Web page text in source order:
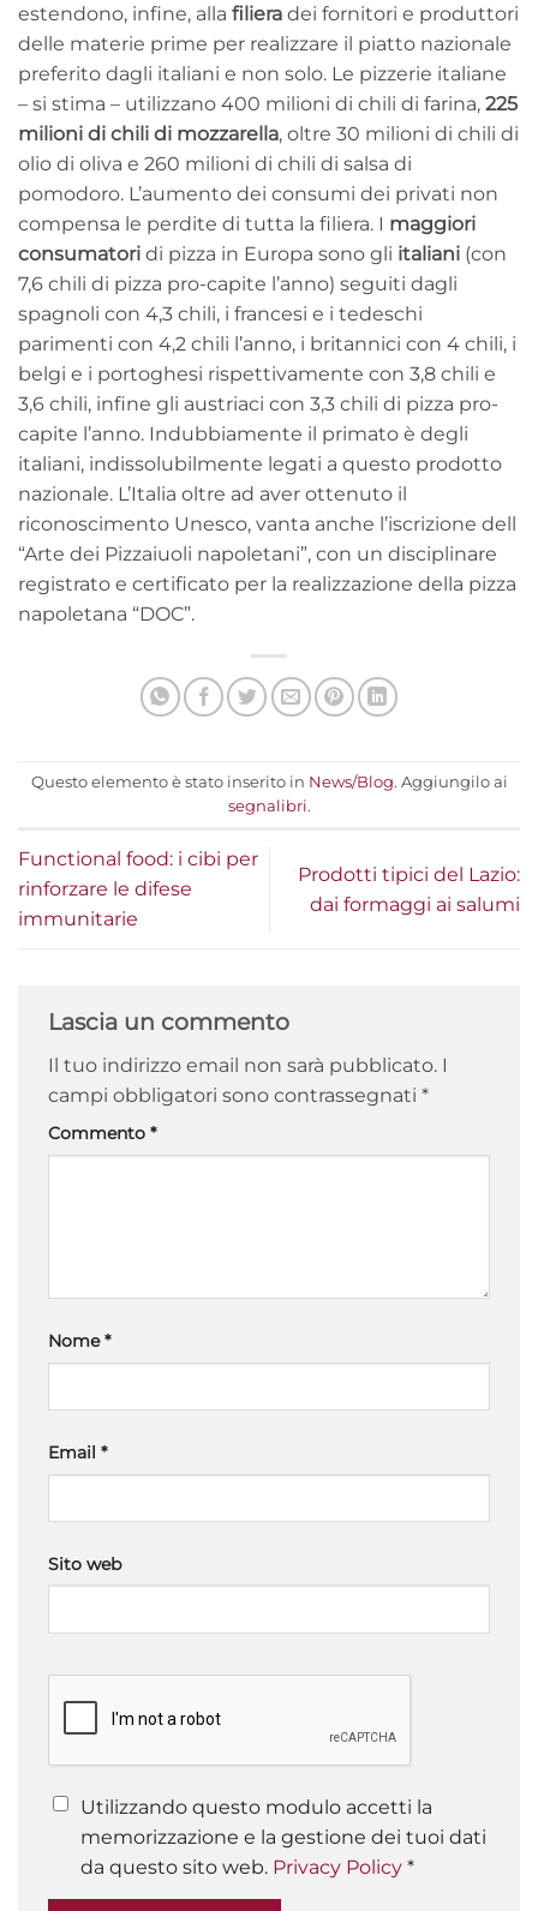
estendono, infine, alla filiera dei fornitori e produttori
delle materie prime per realizzare il piatto nazionale
preferito dagli italiani e non solo. Le pizzerie italiane
– si stima – utilizzano 400 milioni di chili di farina, 225
milioni di chili di mozzarella, oltre 30 milioni di chili di
olio di oliva e 260 milioni di chili di salsa di
pomodoro. L’aumento dei consumi dei privati non
compensa le perdite di tutta la filiera. I maggiori
consumatori di pizza in Europa sono gli italiani (con
7,6 chili di pizza pro-capite l’anno) seguiti dagli
spagnoli con 4,3 chili, i francesi e i tedeschi
parimenti con 4,2 chili l’anno, i britannici con 4 chili, i
belgi e i portoghesi rispettivamente con 3,8 chili e
3,6 chili, infine gli austriaci con 3,3 chili di pizza pro-
capite l’anno. Indubbiamente il primato è degli
italiani, indissolubilmente legati a questo prodotto
nazionale. L’Italia oltre ad aver ottenuto il
riconoscimento Unesco, vanta anche l’iscrizione dell
“Arte dei Pizzaiuoli napoletani”, con un disciplinare
registrato e certificato per la realizzazione della pizza
napoletana “DOC”.
Questo elemento è stato inserito in News/Blog. Aggiungilo ai
segnalibri.
Functional food: i cibi per
rinforzare le difese
immunitarie
Prodotti tipici del Lazio:
dai formaggi ai salumi
Lascia un commento
Il tuo indirizzo email non sarà pubblicato. I
campi obbligatori sono contrassegnati *
Commento *
Nome*
Email *
Sito web
Utilizzando questo modulo accetti la
memorizzazione e la gestione dei tuoi dati
da questo sito web. Privacy Policy *